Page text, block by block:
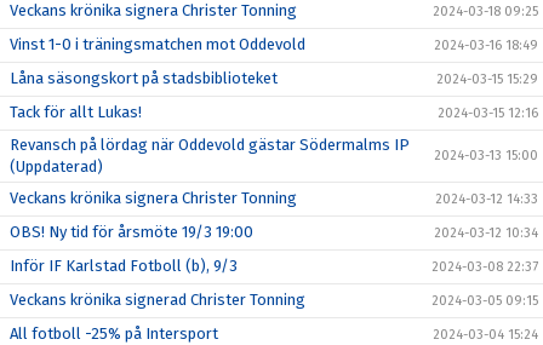
Veckans krönika signera Christer Tonning 2024-03-18 09:25
Vinst 1-0 i träningsmatchen mot Oddevold 2024-03-16 18:49
Låna säsongskort på stadsbiblioteket 2024-03-15 15:29
Tack för allt Lukas! 2024-03-15 12:16
Revansch på lördag när Oddevold gästar Södermalms IP
(Uppdaterad)
2024-03-13 15:00
Veckans krönika signera Christer Tonning 2024-03-12 14:33
OBS! Ny tid för årsmöte 19/3 19:00 2024-03-12 10:34
Inför IF Karlstad Fotboll (b), 9/3 2024-03-08 22:37
Veckans krönika signerad Christer Tonning 2024-03-05 09:15
All fotboll -25% på Intersport 2024-03-04 15:24